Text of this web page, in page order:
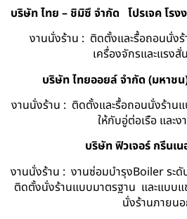
บริษัท ไทย – ชิมิซึ จำกัด โปรเจค โร
งานนั่งร้าน : ติดตั้งและรื้อถอนนั่ง
เครื่องจักรและแรงสั่
บริษัท ไทยออยล์ จํากัด (มหาช
งานนั่งร้าน : ติดตั้งและรื้อถอนนั่งร้าน
ให้กับอู่ต่อเรือ และง
บริษัท ฟิวเจอร์ กรีนเ
งานนั่งร้าน : งานซ่อมบำรุงBoiler ระดั
ติดตั้งนั่งร้านแบบมาตรฐาน และแบบ
นั่งร้านภายน